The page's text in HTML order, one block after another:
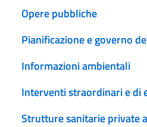
Opere pubbliche
Pianificazione e governo
Informazioni ambientali
Interventi straordinari e di
Strutture sanitarie private